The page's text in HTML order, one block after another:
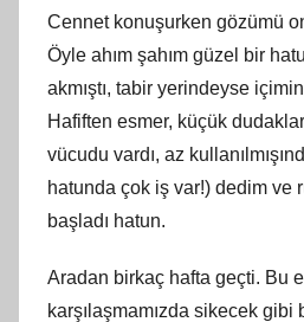
Cennet konuşurken gözümü
Öyle ahım şahım güzel bir
akmıştı, tabir yerindeyse
Hafiften esmer, küçük
vücudu vardı, az
hatunda çok iş var!) dedim ve
başladı hatun.
Aradan birkaç hafta geçti. Bu
karşılaşmamızda sikecek gibi